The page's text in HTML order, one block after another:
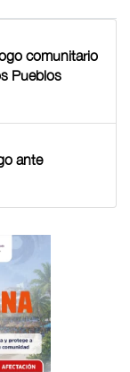
comunitario
Pueblos
ante